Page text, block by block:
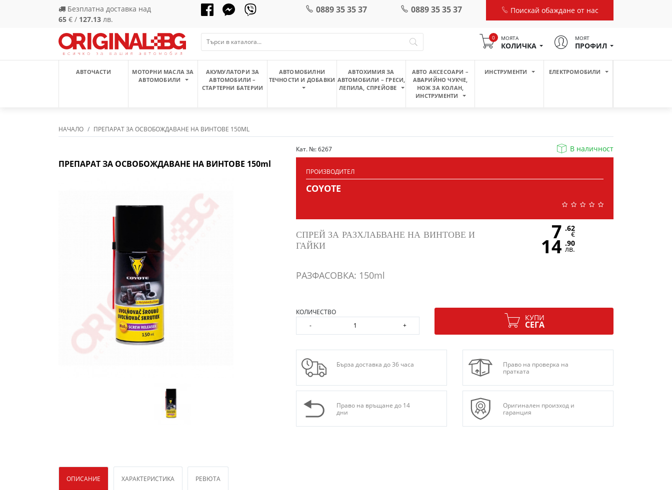
Безплатна доставка над
65 € / 127.13 лв.
0889 35 35 37 0889 35 35 37 Поискай обаждане от нас
0 МОЯТА
КОЛИЧКА
МОЯТ
ПРОФИЛ
АВТОЧАСТИ
МОТОРНИ МАСЛА ЗА
АВТОМОБИЛИ
АКУМУЛАТОРИ ЗА
АВТОМОБИЛИ –
СТАРТЕРНИ БАТЕРИИ
АВТОМОБИЛНИ
ТЕЧНОСТИ И ДОБАВКИ
АВТОХИМИЯ ЗА
АВТОМОБИЛИ – ГРЕСИ,
ЛЕПИЛА, СПРЕЙОВЕ
АВТО АКСЕСОАРИ –
АВАРИЙНО ЧУКЧЕ,
НОЖ ЗА КОЛАН,
ИНСТРУМЕНТИ
ИНСТРУМЕНТИ ЕЛЕКТРОМОБИЛИ
НАЧАЛО ПРЕПАРАТ ЗА ОСВОБОЖДАВАНЕ НА ВИНТОВЕ 150ML
ПРЕПАРАТ ЗА ОСВОБОЖДАВАНЕ НА ВИНТОВЕ 150ml
Кат. №: 6267 В наличност
ПРОИЗВОДИТЕЛ
COYOTE
СПРЕЙ ЗА РАЗХЛАБВАНЕ НА ВИНТОВЕ И
ГАЙКИ
РАЗФАСОВКА: 150ml
7 .62
€
14 .90
лв.
КОЛИЧЕСТВО
-
+
КУПИ
СЕГА
Бърза доставка до 36 часа
Право на проверка на
пратката
Право на връщане до 14
дни
Оригинален произход и
гаранция
ОПИСАНИЕ ХАРАКТЕРИСТИКА РЕВЮТА